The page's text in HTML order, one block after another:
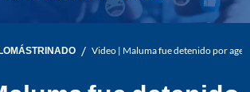
/ Video | Maluma fue detenido por